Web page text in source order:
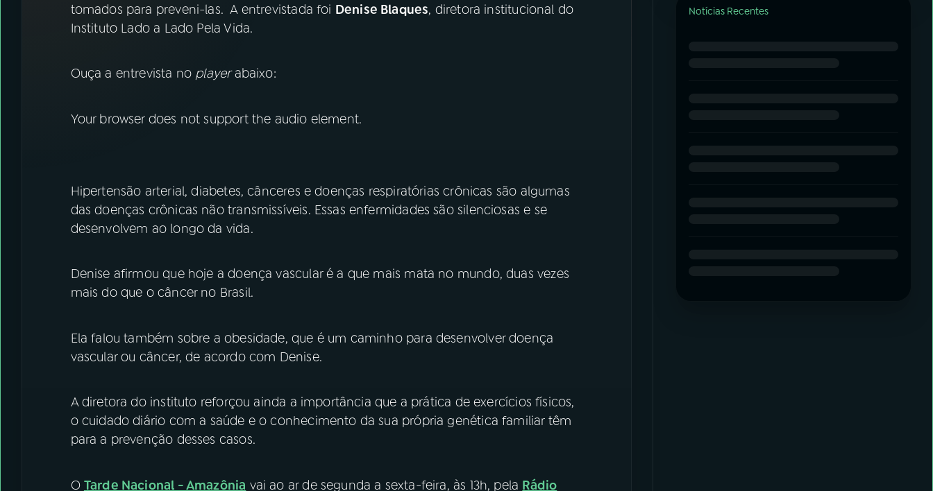
Instagram X
tomados para preveni-las. A entrevistada foi Denise Blaques, diretora institucional do
Instituto Lado a Lado Pela Vida.
Ouça a entrevista no playerabaixo:
Your browser does not support the audio element.
Hipertensão arterial, diabetes, cânceres e doenças respiratórias crônicas são algumas
das doenças crônicas não transmissíveis. Essas enfermidades são silenciosas e se
desenvolvem ao longo da vida.
Denise afirmou que hoje a doença vascular é a que mais mata no mundo, duas vezes
mais do que o câncer no Brasil.
Ela falou também sobre a obesidade, que é um caminho para desenvolver doença
vascular ou câncer, de acordo com Denise.
A diretora do instituto reforçou ainda a importância que a prática de exercícios físicos,
o cuidado diário com a saúde e o conhecimento da sua própria genética familiar têm
para a prevenção desses casos.
O Tarde Nacional - Amazônia vai ao ar de segunda a sexta-feira, às 13h, pela Rádio
Notícias Recentes